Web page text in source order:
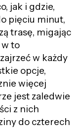
jak i gdzie,
pięciu minut,
trasę, migając
to
w każdy
opcje,
więcej
jest zaledwie
z nich
do czterech